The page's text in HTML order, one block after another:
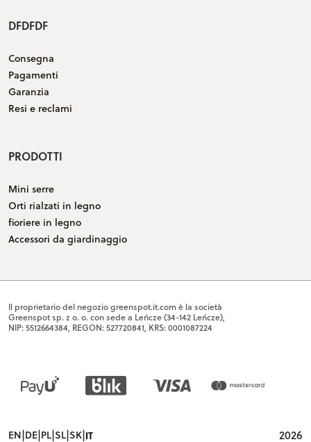
DFDFDF
Consegna
Pagamenti
Garanzia
Resi e reclami
PRODOTTI
Mini serre
Orti rialzati in legno
fioriere in legno
Accessori da giardinaggio
Il proprietario del negozio greenspot.it.com è la società
Greenspot sp. z o. o. con sede a Leńcze (34-142 Leńcze),
NIP: 5512664384, REGON: 527720841, KRS: 0001087224
EN|DE|PL|SL|SK|IT 2026